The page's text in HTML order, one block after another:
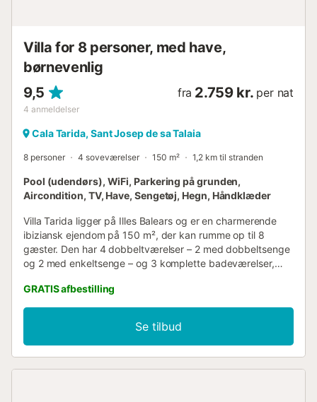
Villa for 8 personer, med have,
børnevenlig
9,5
4 anmeldelser
fra 2.759 kr. per nat
Cala Tarida, Sant Josep de sa Talaia
8 personer 4 soveværelser 150 m² 1,2 km til stranden
Pool (udendørs), WiFi, Parkering på grunden,
Aircondition, TV, Have, Sengetøj, Hegn, Håndklæder
Villa Tarida ligger på Illes Balears og er en charmerende
ibiziansk ejendom på 150 m², der kan rumme op til 8
gæster. Den har 4 dobbeltværelser – 2 med dobbeltsenge
og 2 med enkeltsenge – og 3 komplette badeværelser,
indbydende stue med Smart TV, et fuldt udstyret køkken
og et separat vaskerum med vaskemaskine og strygejern.
Faciliteterne omfatter aircondition, WiFi, en barneseng,
privat grill og et alarmsystem for din komfort og sikkerhed.
I den private have finder du en udendørs pool på 10x5 m,
GRATIS afbestilling
Se tilbud